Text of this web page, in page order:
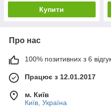
Купити
Про нас
100% позитивних з 6
Працює з 12.01.2017
м. Київ
Київ, Україна